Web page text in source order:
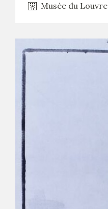
Musée du Louvre